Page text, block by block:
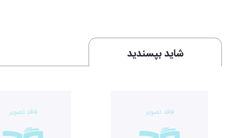
شاید بپسندید